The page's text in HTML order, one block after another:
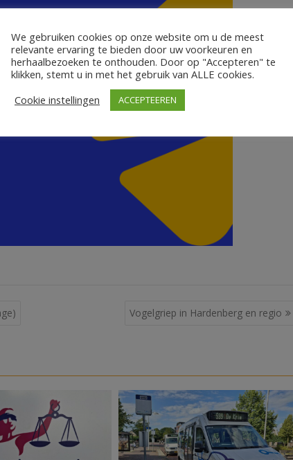
Vogelgriep in Hardenberg en regio
We gebruiken cookies op onze website om u de meest
relevante ervaring te bieden door uw voorkeuren en
herhaalbezoeken te onthouden. Door op "Accepteren" te
klikken, stemt u in met het gebruik van ALLE cookies.
Cookie instellingen
ACCEPTEEREN